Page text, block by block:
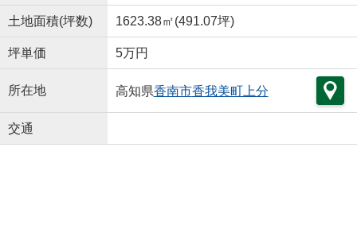
土地面積(坪数) 1623.38㎡(491.07坪)
坪単価 5万円
所在地 高知県香南市香我美町上分
交通